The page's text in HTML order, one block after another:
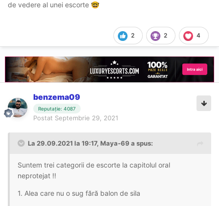
de vedere al unei escorte 🤓
2 2 4
benzema09
Reputație: 4087
Postat Septembrie 29, 2021
La 29.09.2021 la 19:17, Maya-69 a spus:
Suntem trei categorii de escorte la capitolul oral
neprotejat !!
1. Alea care nu o sug fără balon de sila